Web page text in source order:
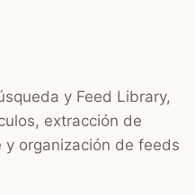
y Feed Library,
extracción de
organización de feeds